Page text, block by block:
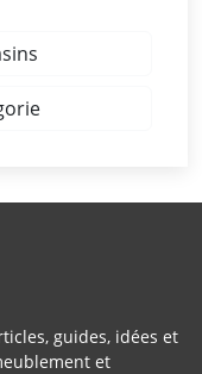
guides, idées et
et